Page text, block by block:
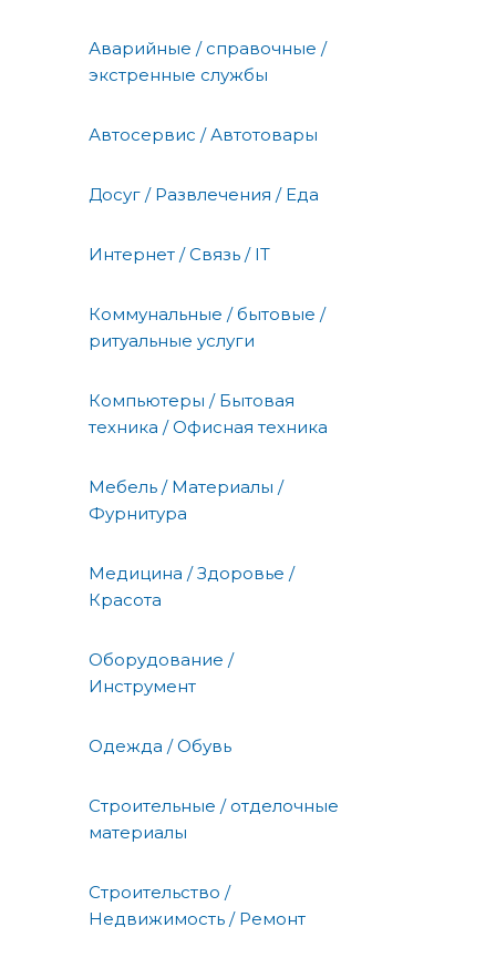
Аварийные / справочные /
экстренные службы
Автосервис / Автотовары
Досуг / Развлечения / Еда
Интернет / Связь / IT
Коммунальные / бытовые /
ритуальные услуги
Компьютеры / Бытовая
техника / Офисная техника
Мебель / Материалы /
Фурнитура
Медицина / Здоровье /
Красота
Оборудование /
Инструмент
Одежда / Обувь
Строительные / отделочные
материалы
Строительство /
Недвижимость / Ремонт